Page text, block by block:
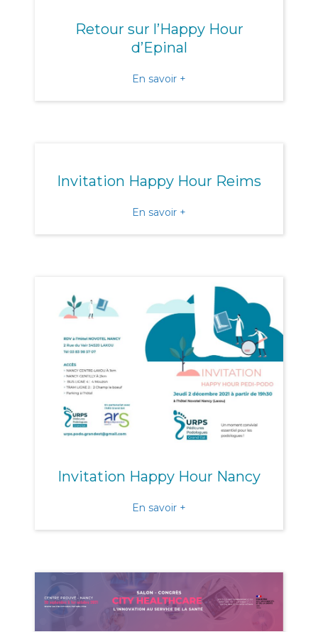
Retour sur l’Happy Hour
d’Epinal
En savoir +
Invitation Happy Hour Reims
En savoir +
Invitation Happy Hour Nancy
En savoir +